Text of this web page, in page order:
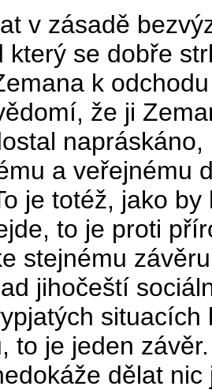
v zásadě
který se dobře
k
že ji
a veřejnému
je totéž, jako
to je proti
stejnému
jihočeští
to je jeden
dělat